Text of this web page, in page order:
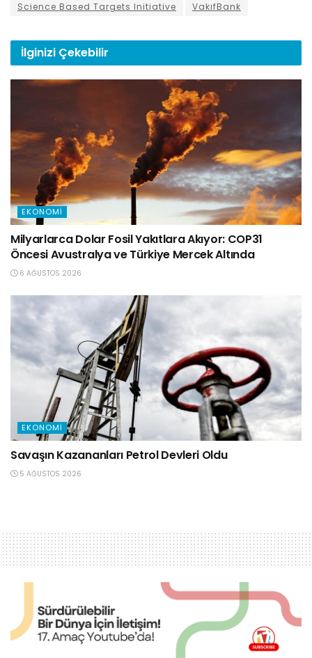
Science Based Targets Initiative
VakıfBank
İlginizi Çekebilir
EKONOMI
Milyarlarca Dolar Fosil Yakıtlara Akıyor: COP31
Öncesi Avustralya ve Türkiye Mercek Altında
6 AĞUSTOS 2026
EKONOMI
Savaşın Kazananları Petrol Devleri Oldu
5 AĞUSTOS 2026